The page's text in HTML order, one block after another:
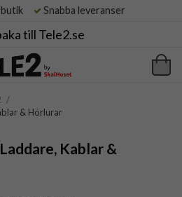
butik Snabba leveranser
till Tele2.se
/
& Hörlurar
Kablar &